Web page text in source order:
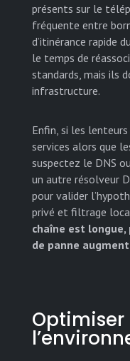
présents sur le
fréquente entre
d’itinérance rapide
le temps de
standards, mais ils
infrastructure.
Enfin, si les
services alors que
suspectez le DNS
un autre résolveur
pour valider
privé et filtrage
chaîne est
de panne
Optimiser